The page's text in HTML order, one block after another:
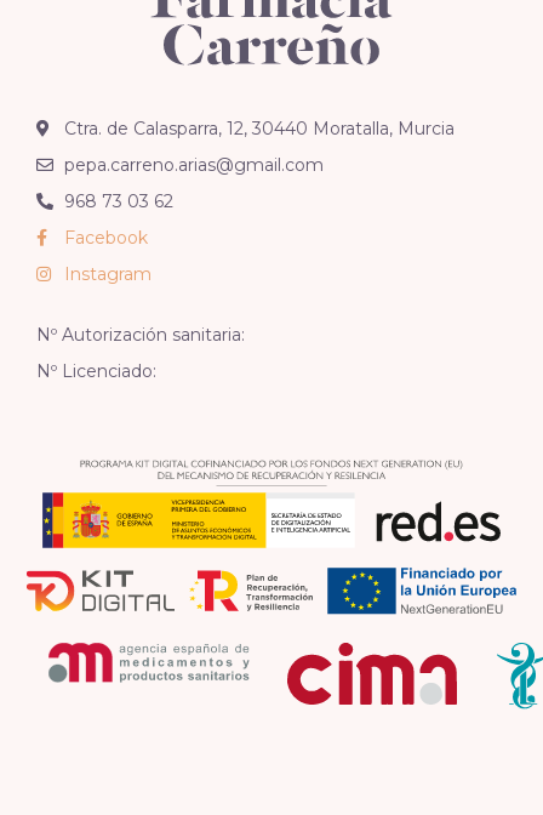
Ctra. de Calasparra, 12, 30440 Moratalla, Murcia
pepa.carreno.arias@gmail.com
968 73 03 62
Facebook
Instagram
Nº Autorización sanitaria:
Nº Licenciado: